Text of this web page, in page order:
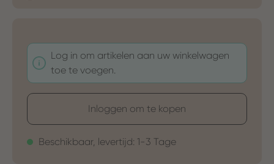
Log in om artikelen aan uw winkelwagen
toe te voegen.
Inloggen om te kopen
Beschikbaar, levertijd: 1-3 Tage